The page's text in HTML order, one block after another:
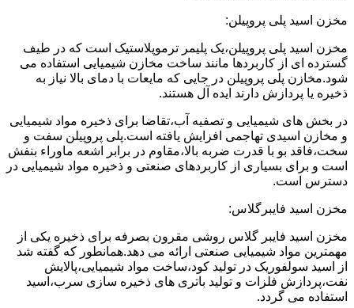
مخزن اسید پلی پروپیلن:
مخزن اسید پلی پروپیلن،یک پلیمر ترموپلاستیک است که در طیف
گسترده ای از کاربردها مانند ساخت مخازن شیمیایی استفاده می
شود.مخازن پلی پروپیلن در جایی که مایعات با دمای بالا نیاز به
ذخیره یا پردازش دارند ایده آل هستند.
در بخش های شیمیایی و تصفیه آب،تقاضا برای ذخیره مواد شیمیایی
و مخازن اسیدی تهاجمی افزایش یافته است.پلی پروپیلن سفت و
سخت،فاقد بو با قدرت ضربه بالا،مقاوم در برابر اشعه ماوراء بنفش
است و برای بسیاری از کاربردهای صنعتی و ذخیره مواد شیمیایی در
دسترس است.
مخزن اسید فایبرگلاس:
مخزن اسید فایبر گلاس روشی مقرون بصرفه برای ذخیره یکی از
مهمترین مواد شیمیایی صنعتی ارائه می دهد.همانطور که گفته شد
از اسید سولفوریک در تولید کود،ساخت مواد شیمیایی،پالایش
نفت،پردازش فلزات و تولید باتری های ذخیره سازی سرب،اسید
استفاده می گردد.